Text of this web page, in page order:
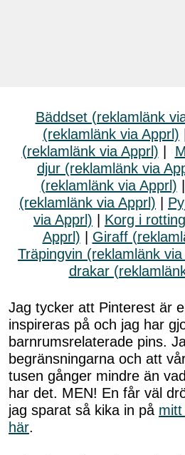
Bäddset (reklamlänk
(reklamlänk via Apprl)
(reklamlänk via Apprl) |
djur (reklamlänk via
(reklamlänk via Apprl) |
(reklamlänk via Apprl) |
via Apprl) | Korg i
Apprl) | Giraff
Träpingvin (reklamlänk via
drakar
Jag tycker att Pinterest är
inspireras på och jag har
barnrumsrelaterade pins.
begränsningarna och att
tusen gånger mindre än
har det. MEN! En får väl
jag sparat så kika in på
här.